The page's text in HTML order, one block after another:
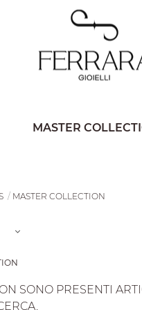
MASTER
MASTER COLLECTION
SONO PRESENTI